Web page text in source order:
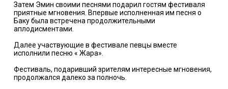
Затем Эмин своими песнями подарил гостям фестиваля
приятные мгновения. Впервые исполненная им песня о
Баку была встречена продолжительными
аплодисментами.
Далее участвующие в фестивале певцы вместе
исполнили песню « Жара».
Фестиваль, подаривший зрителям интересные мгновения,
продолжался далеко за полночь.